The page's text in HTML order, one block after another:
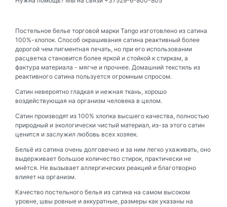
Постельное белье торговой марки Tango изготовлено из сатина
100%-хлопок. Способ окрашивания сатина реактивный более
дорогой чем пигментная печать, но при его использовании
расцветка становится более яркой и стойкой к стиркам, а
фактура материала - мягче и прочнее. Домашний текстиль из
реактивного сатина пользуется огромным спросом.
Сатин невероятно гладкая и нежная ткань, хорошо
воздействующая на организм человека в целом.
Сатин производят из 100% хлопка высшего качества, полностью
природный и экологически чистый материал, из-за этого сатин
ценится и заслужил любовь всех хозяек.
Бельё из сатина очень долговечно и за ним легко ухаживать, оно
выдерживает большое количество стирок, практически не
мнётся. Не вызывает аллергических реакций и благотворно
влияет на организм.
Качество постельного белья из сатина на самом высоком
уровне, швы ровные и аккуратные, размеры как указаны на